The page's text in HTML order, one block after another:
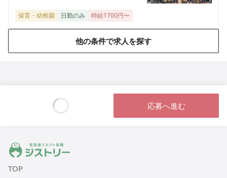
保育・幼稚園 日勤のみ 時給1700円〜
他の条件で求人を探す
応募へ進む
ジストリー 看護師の転職マッチング
TOP